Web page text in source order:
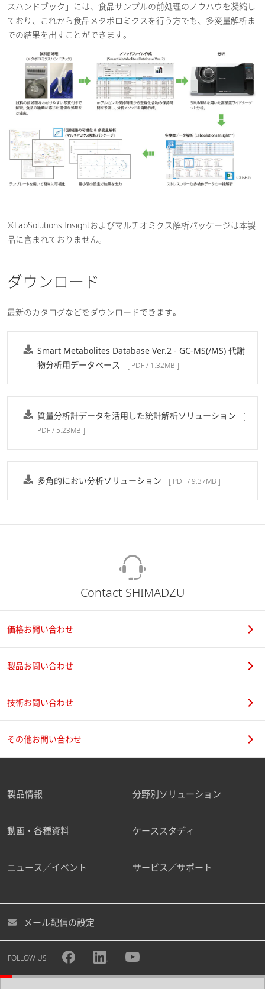
スハンドブック」には、食品サンプルの前処理のノウハウを凝縮し
ており、これから食品メタボロミクスを行う方でも、多変量解析ま
での結果を出すことができます。
※LabSolutions Insightおよびマルチオミクス解析パッケージは本製
品に含まれておりません。
ダウンロード
最新のカタログなどをダウンロードできます。
Smart Metabolites Database Ver.2 - GC-MS(/MS) 代謝
物分析用データベース
[ PDF / 1.32MB ]
質量分析計データを活用した統計解析ソリューション
[
PDF / 5.23MB ]
多角的におい分析ソリューション [ PDF / 9.37MB ]
Contact SHIMADZU
価格お問い合わせ
製品お問い合わせ
技術お問い合わせ
その他お問い合わせ
製品情報 分野別ソリューション
動画・各種資料 ケーススタディ
ニュース／イベント サービス／サポート
メール配信の設定
FOLLOW US